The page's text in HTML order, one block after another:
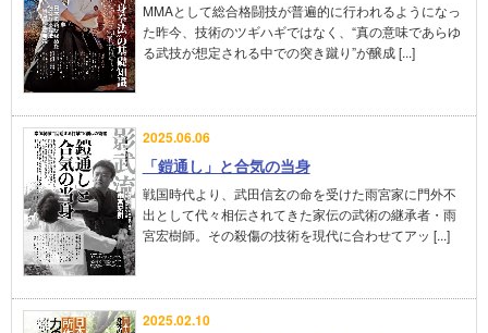
MMAとして総合格闘技が普遍的に行われるようになっ
た昨今、技術のツギハギではなく、“真の意味であらゆ
る武技が想定される中での突き蹴り”が醸成 [...]
2025.06.06
「鎧通し」と合気の当身
戦国時代より、武田信玄の命を受けた雨宮家に門外不
出として代々相伝されてきた家伝の武術の継承者・雨
宮宏樹師。その殺傷の技術を現代に合わせてアッ [...]
2025.02.10